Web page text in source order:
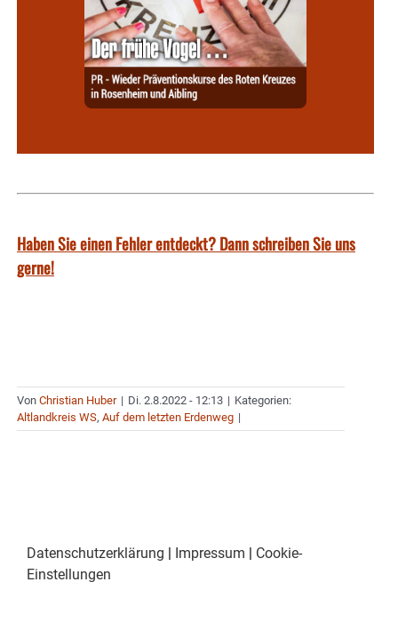
Haben Sie einen Fehler entdeckt? Dann schreiben Sie uns
gerne!
Von Christian Huber | Di. 2.8.2022 - 12:13 | Kategorien:
Altlandkreis WS, Auf dem letzten Erdenweg |
Datenschutzerklärung | Impressum | Cookie-
Einstellungen